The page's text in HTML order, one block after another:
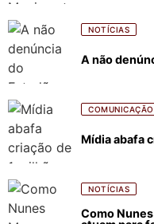
NOTÍCIAS
A não
COMUNICAÇÃO
Mídia abafa
NOTÍCIAS
Como